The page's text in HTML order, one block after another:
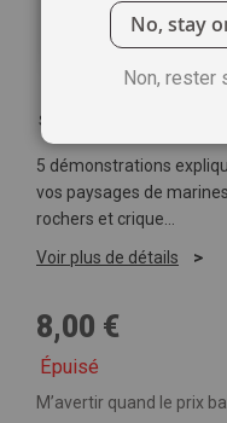
Soyez le premier à
5 démonstrations
vos paysages de
rochers et crique…
Voir plus de détails
8,00 €
Épuisé
M’avertir quand le prix
No, stay
Non, rester